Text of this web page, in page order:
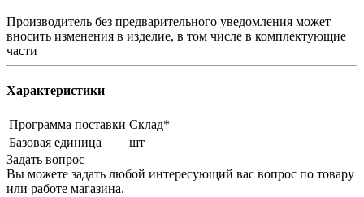
Производитель без предварительного уведомления может
вносить изменения в изделие, в том числе в комплектующие
части
Характеристики
Программа поставки Склад*
Базовая единица
шт
Задать вопрос
Вы можете задать любой интересующий вас вопрос по товару
или работе магазина.